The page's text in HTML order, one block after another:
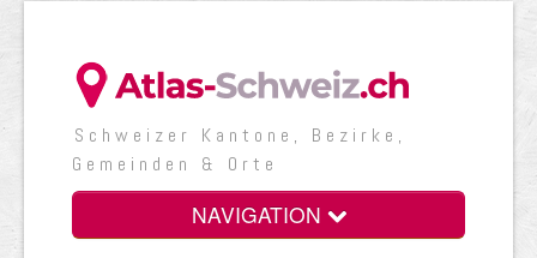
Schweizer Kantone, Bezirke,
Gemeinden & Orte
NAVIGATION